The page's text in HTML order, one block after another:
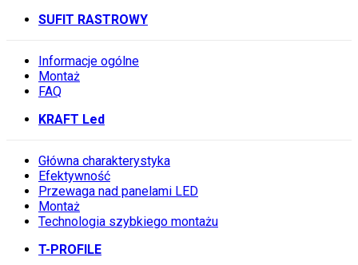
SUFIT RASTROWY
Informacje ogólne
Montaż
FAQ
KRAFT Led
Główna charakterystyka
Efektywność
Przewaga nad panelami LED
Montaż
Technologia szybkiego montażu
T-PROFILE